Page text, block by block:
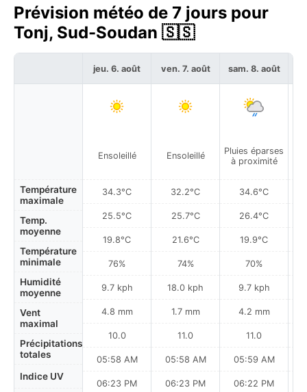
Prévision météo de 7 jours pour
Tonj, Sud-Soudan 🇸🇸
Température
maximale
Temp.
moyenne
Température
minimale
Humidité
moyenne
Vent
maximal
Précipitations
totales
Indice UV
jeu. 6. août
Ensoleillé
34.3°C
25.5°C
19.8°C
76%
9.7 kph
4.8 mm
10.0
05:58 AM
06:23 PM
ven. 7. août
Ensoleillé
32.2°C
25.7°C
21.6°C
74%
18.0 kph
1.7 mm
11.0
05:58 AM
06:23 PM
sam. 8. août
Pluies éparses
à proximité
34.6°C
26.4°C
19.9°C
70%
9.7 kph
4.2 mm
11.0
05:59 AM
06:22 PM